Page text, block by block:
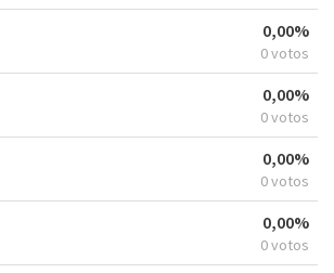
0,00%
0 votos
0,00%
0 votos
0,00%
0 votos
0,00%
0 votos